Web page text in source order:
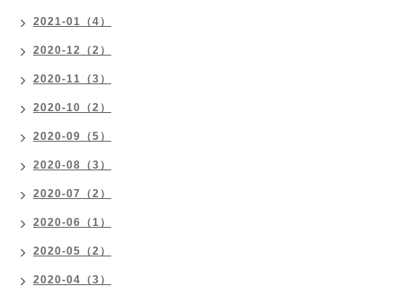
2021-01（4）
2020-12（2）
2020-11（3）
2020-10（2）
2020-09（5）
2020-08（3）
2020-07（2）
2020-06（1）
2020-05（2）
2020-04（3）